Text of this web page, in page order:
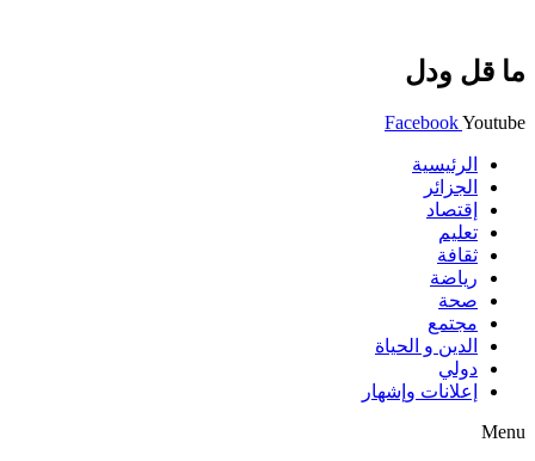
ما قل ودل
FacebookYoutube
الرئيسية
الجزائر
إقتصاد
تعليم
ثقافة
رياضة
صحة
مجتمع
الدين و الحياة
دولي
إعلانات وإشهار
Menu